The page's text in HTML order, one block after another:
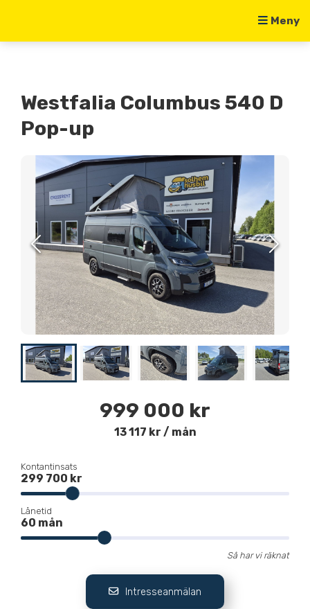
Meny
Westfalia Columbus 540 D
Pop-up
999 000 kr
13 117 kr / mån
Kontantinsats
299 700 kr
Lånetid
60 mån
Så har vi räknat
Intresseanmälan